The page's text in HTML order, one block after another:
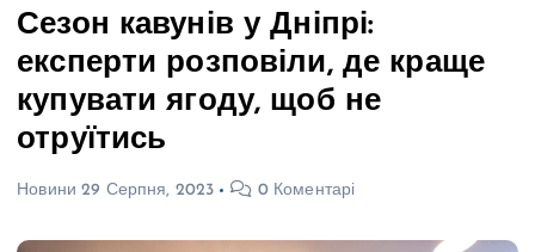
Сезон кавунів у Дніпрі:
експерти розповіли, де краще
купувати ягоду, щоб не
отруїтись
Новини 29 Серпня, 2023 0 Коментарі